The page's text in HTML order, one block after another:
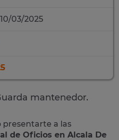
10/03/2025
mantenedor.
a las
de Oficios en Alcala De